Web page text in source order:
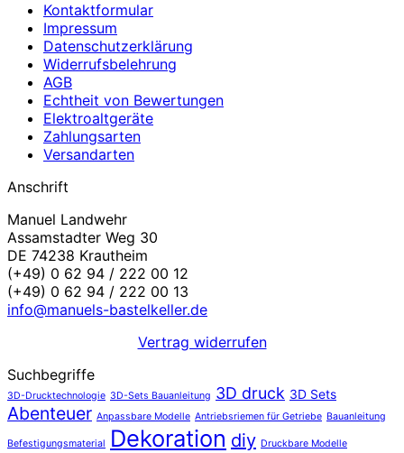
Kontaktformular
Impressum
Datenschutzerklärung
Widerrufsbelehrung
AGB
Echtheit von Bewertungen
Elektroaltgeräte
Zahlungsarten
Versandarten
Anschrift
Manuel Landwehr
Assamstadter Weg 30
DE 74238 Krautheim
(+49) 0 62 94 / 222 00 12
(+49) 0 62 94 / 222 00 13
info@manuels-bastelkeller.de
Vertrag widerrufen
Suchbegriffe
3D-Drucktechnologie 3D-Sets Bauanleitung 3D druck 3D Sets
Abenteuer Anpassbare Modelle Antriebsriemen für Getriebe Bauanleitung
Befestigungsmaterial Dekoration diy Druckbare Modelle